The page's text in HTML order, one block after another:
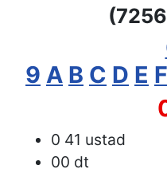
9 A B C D E F
0 41 ustad
00 dt